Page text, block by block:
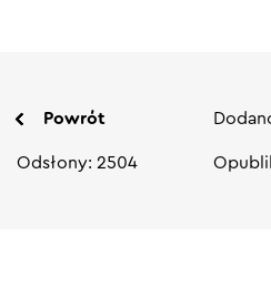
Powrót
Odsłony: 2504